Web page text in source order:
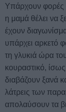
Υπάρχουν φορές
η μαμά θέλει να
έχουν
υπάρχει αρκετό
τη γλυκιά ώρα
κουραστικό,
διαβάζουν ξανά
λάτρεις των
απολαύσουν τα